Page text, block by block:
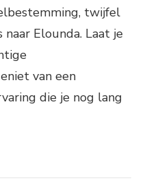
twijfel
Elounda. Laat je
van een
die je nog lang